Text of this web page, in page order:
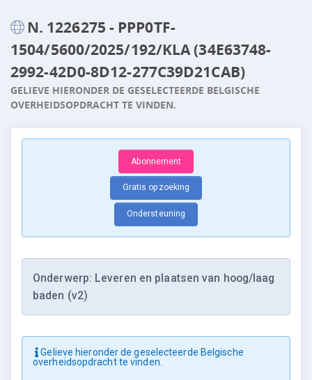
N. 1226275 - PPP0TF-
1504/5600/2025/192/KLA (34E63748-
2992-42D0-8D12-277C39D21CAB)
GELIEVE HIERONDER DE GESELECTEERDE BELGISCHE
OVERHEIDSOPDRACHT TE VINDEN.
Abonnement
Gratis opzoeking
Ondersteuning
Onderwerp: Leveren en plaatsen van hoog/laag
baden (v2)
Gelieve hieronder de geselecteerde Belgische
overheidsopdracht te vinden.